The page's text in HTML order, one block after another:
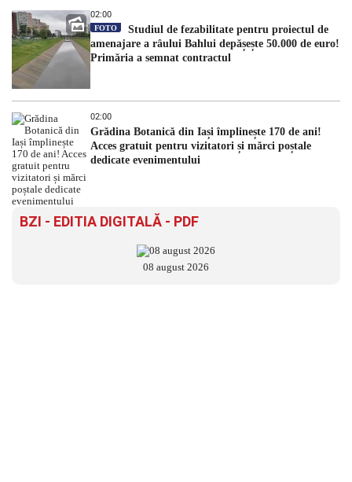
02:00
FOTO
Studiul de fezabilitate pentru proiectul de
amenajare a râului Bahlui depășește 50.000 de euro!
Primăria a semnat contractul
02:00
Grădina Botanică din Iași împlinește 170 de ani!
Acces gratuit pentru vizitatori și mărci poștale
dedicate evenimentului
BZI - EDITIA DIGITALĂ - PDF
08 august 2026